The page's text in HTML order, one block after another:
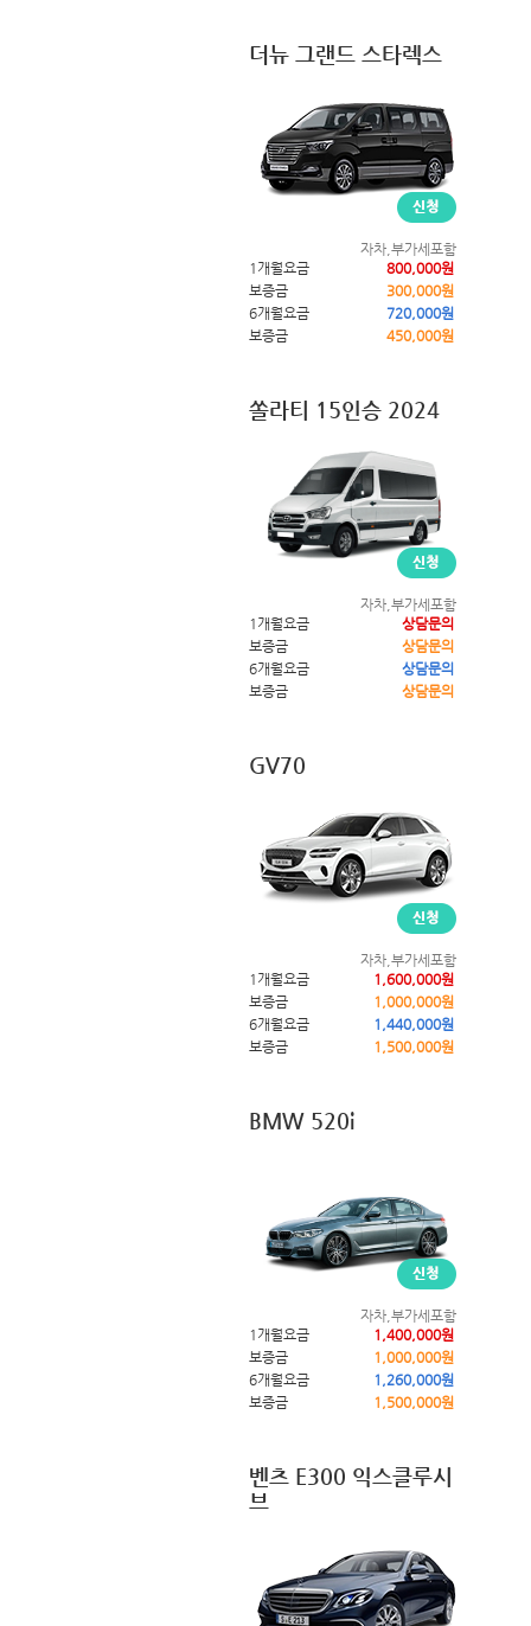
더뉴 그랜드 스타렉스
자차,부가세포함
1개월요금
800,000원
보증금
300,000원
6개월요금
720,000원
보증금
450,000원
쏠라티 15인승 2024
자차,부가세포함
1개월요금
상담문의
보증금
상담문의
6개월요금
상담문의
보증금
상담문의
GV70
자차,부가세포함
1개월요금
1,600,000원
보증금
1,000,000원
6개월요금
1,440,000원
보증금
1,500,000원
BMW 520i
자차,부가세포함
1개월요금
1,400,000원
보증금
1,000,000원
6개월요금
1,260,000원
보증금
1,500,000원
벤츠 E300 익스클루시
브